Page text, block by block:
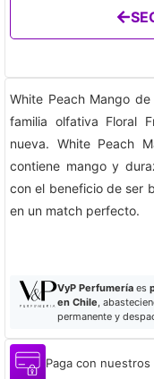
White Peach Mango
familia olfativa Floral
nueva. White Peach
contiene mango y
con el beneficio de ser
en un match perfecto.
VyP Perfumeríaes
en Chile,
permanente y
Paga con